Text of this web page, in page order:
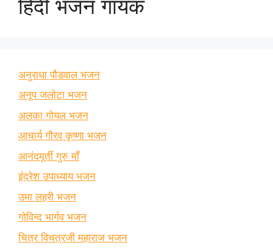
हिंदी भजन गायक
अनुराधा पौडवाल भजन
अनूप जलोटा भजन
अलका गोयल भजन
आचार्य गौरव कृष्णा भजन
आनंदमूर्ती गुरु माँ
इंद्रेश उपाध्याय भजन
उमा लहरी भजन
गोविन्द भार्गव भजन
चित्र विचत्रजी महाराज भजन